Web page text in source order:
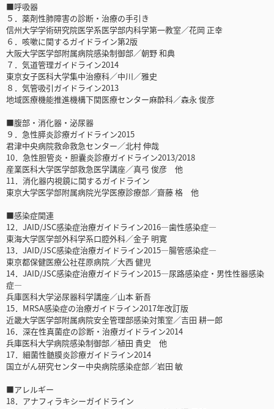
■呼吸器
５．薬剤性肺障害の診断・治療の手引き
信州大学学術研究院医学系医学部内科学第一教室／花岡 正幸
６．咳嗽に関するガイドライン第2版
大阪大学医学部附属病院感染制御部／朝野 和典
７．気道管理ガイドライン2014
東京女子医科大学集中治療科／中川／雅史
８．気管吸引ガイドライン2013
地域医療機能推進機構下関医療センター麻酔科／森永 俊彦
■腹部・消化器・泌尿器
９．急性膵炎診療ガイドライン2015
君津中央病院救命救急センター／北村 伸哉
10．急性胆管炎・胆囊炎診療ガイドライン2013/2018
産業医科大学医学部救急医学講座／真弓 俊彦 他
11．消化器内視鏡に関するガイドライン
東京大学医学部附属病院光学医療診療部／齋藤 格 他
■感染症関連
12．JAID/JSC感染症治療ガイドライン2016―歯性感染症―
東海大学医学部外科学系口腔外科／金子 明寛
13．JAID/JSC感染症治療ガイドライン2015―腸管感染症―
東京都保健医療公社荏原病院／大西 健児
14．JAID/JSC感染症治療ガイドライン2015―尿路感染症・男性性器感染
症―
兵庫医科大学泌尿器科学講座／山本 新吾
15．MRSA感染症の治療ガイドライン2017年改訂版
近畿大学医学部附属病院安全管理部感染対策室／吉田 耕一郎
16．深在性真菌症の診断・治療ガイドライン2014
兵庫医科大学病院感染制御部／植田 貴史 他
17．細菌性髄膜炎診療ガイドライン2014
国立がん研究センター中央病院感染症部／岩田 敏
■アレルギー
18．アナフィラキシーガイドライン